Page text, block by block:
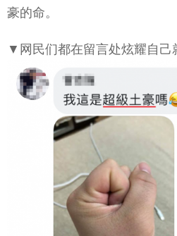
豪的命。
▼网民们都在留言处炫耀自己